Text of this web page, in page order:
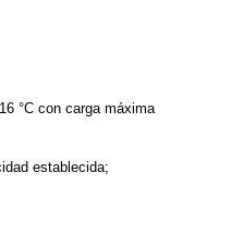
°C con carga máxima
establecida;